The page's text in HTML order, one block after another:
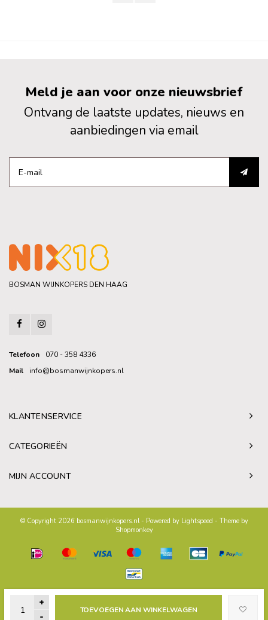
+
-
TOEVOEGEN AAN WINKELWAGEN
Meld je aan voor onze nieuwsbrief
Ontvang de laatste updates, nieuws en
aanbiedingen via email
BOSMAN WIJNKOPERS DEN HAAG
Telefoon
070 - 358 4336
Mail
info@bosmanwijnkopers.nl
KLANTENSERVICE
CATEGORIEËN
MIJN ACCOUNT
© Copyright 2026 bosmanwijnkopers.nl - Powered by Lightspeed - Theme by
Shopmonkey